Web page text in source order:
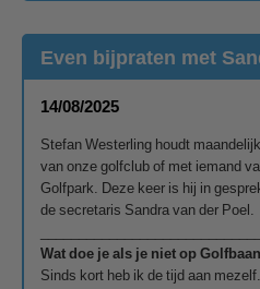
Even bijpraten met
14/08/2025
Stefan Westerling houdt
van onze golfclub of met iemand
Golfpark. Deze keer is hij in
de secretaris Sandra van der Poel.
Wat doe je als je niet op
Sinds kort heb ik de tijd aan